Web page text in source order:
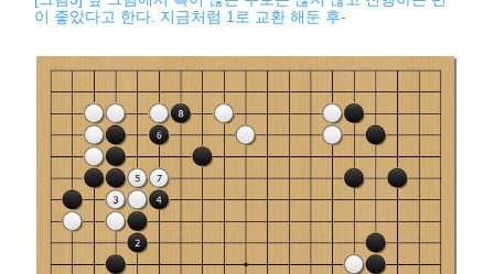
이 좋았다고 한다. 지금처럼 1로 교환 해둔 후-